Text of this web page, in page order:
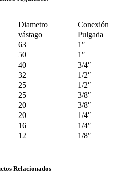
Diametro
Conexión
vástago
Pulgada
63
1″
50
1″
40
3/4″
32
1/2″
25
1/2″
25
3/8″
20
3/8″
20
1/4″
16
1/4″
12 1/8″
Relacionados